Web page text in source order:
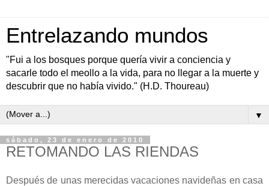
Entrelazando mundos
"Fui a los bosques porque quería vivir a conciencia y
sacarle todo el meollo a la vida, para no llegar a la muerte y
descubrir que no había vivido." (H.D. Thoureau)
▼
sábado, 23 de enero de 2010
RETOMANDO LAS RIENDAS
Después de unas merecidas vacaciones navideñas en casa